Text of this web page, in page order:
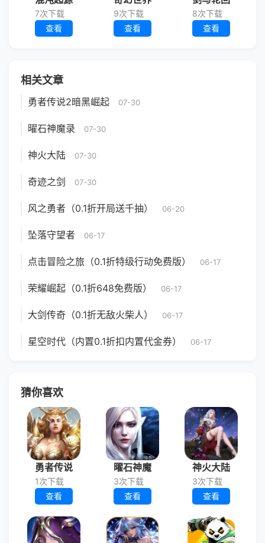
7次下载
查看
9次下载
查看
8次下载
查看
相关文章
勇者传说2暗黑崛起 07-30
曜石神魔录 07-30
神火大陆 07-30
奇迹之剑 07-30
风之勇者（0.1折开局送千抽） 06-20
坠落守望者 06-17
点击冒险之旅（0.1折特级行动免费版） 06-17
荣耀崛起（0.1折648免费版） 06-17
大剑传奇（0.1折无敌火柴人） 06-17
星空时代（内置0.1折扣内置代金券） 06-17
猜你喜欢
勇者传说
1次下载
查看
曜石神魔
3次下载
查看
神火大陆
3次下载
查看